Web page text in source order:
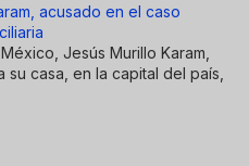
acusado en el caso
Jesús Murillo Karam,
casa, en la capital del país,